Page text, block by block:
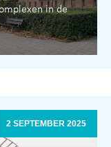
in de
2 SEPTEMBER 2025